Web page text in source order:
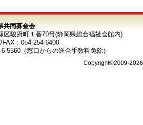
共同募金会
区駿府町１番70号(静岡県総合福祉会館内)
：054-254-6400
5560（窓口からの送金手数料免除）
Copyright©2009-